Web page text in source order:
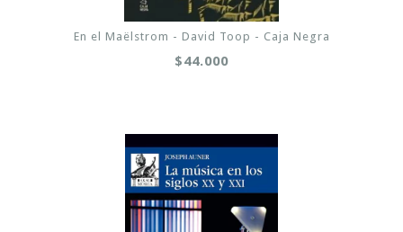
En el Maëlstrom - David Toop - Caja Negra
$44.000